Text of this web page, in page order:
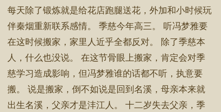
每天除了锻炼就是给花店跑腿送花，外加和小时候玩
伴秦烟重新联系感情。 季慈今年高三。 听冯梦雅要
在这时候搬家，家里人近乎全都反对。 除了季慈本
人，什么也没说。 在这节骨眼上搬家，肯定会对季
慈学习造成影响，但冯梦雅谁的话都不听，执意要
搬。 说是搬家，倒不如说是回到名溪，母亲本来就
出生名溪，父亲才是沣江人。 十二岁失去父亲，季